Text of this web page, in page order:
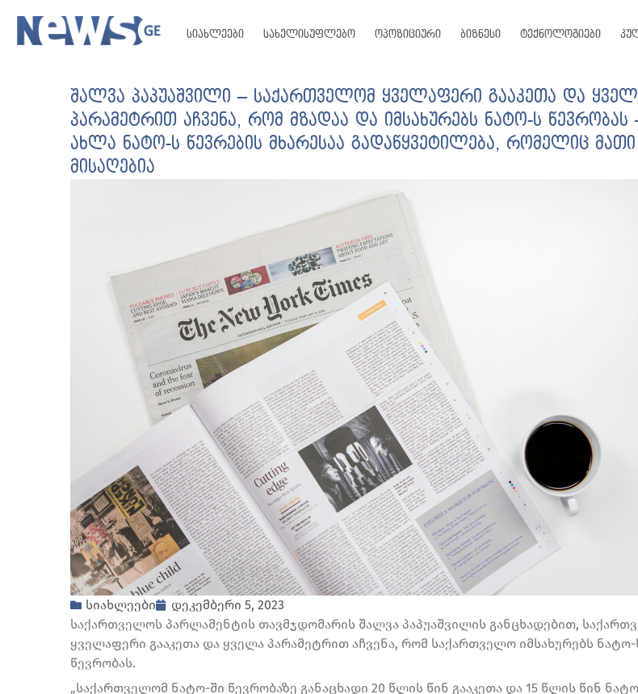
სიახლეები სახელისუფლებო ოპოზიციური ბიზნესი ტექნოლოგიები
შალვა პაპუაშვილი – საქართველომ ყველაფერი გააკეთა და
პარამეტრით აჩვენა, რომ მზადაა და იმსახურებს ნატო-ს წევრობას
ახლა ნატო-ს წევრების მხარესაა გადაწყვეტილება, რომელიც მათი
მისაღებია
სიახლეები
დეკემბერი 5, 2023
საქართველოს პარლამენტის თავმჯდომარის შალვა პაპუაშვილის განცხადებით,
ყველაფერი გააკეთა და ყველა პარამეტრით აჩვენა, რომ საქართველო იმსახურებს ნატო-
წევრობას.
„საქართველომ ნატო-ში წევრობაზე განაცხადი 20 წლის წინ გააკეთა და 15 წლის წინ